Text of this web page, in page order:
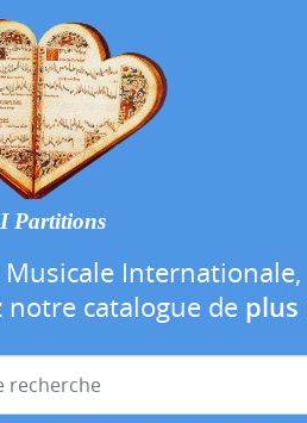
Partitions
Internationale,
notre catalogue de plus